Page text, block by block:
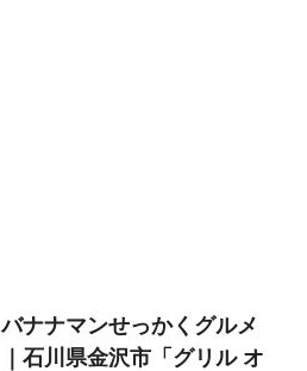
バナナマンせっかくグルメ
｜石川県金沢市「グリル オ